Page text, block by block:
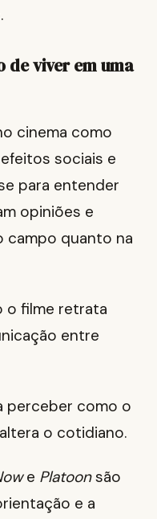
de viver em uma
cinema como
sociais e
para entender
opiniões e
quanto na
o filme retrata
entre
perceber como o
o cotidiano.
e Platoonsão
e a